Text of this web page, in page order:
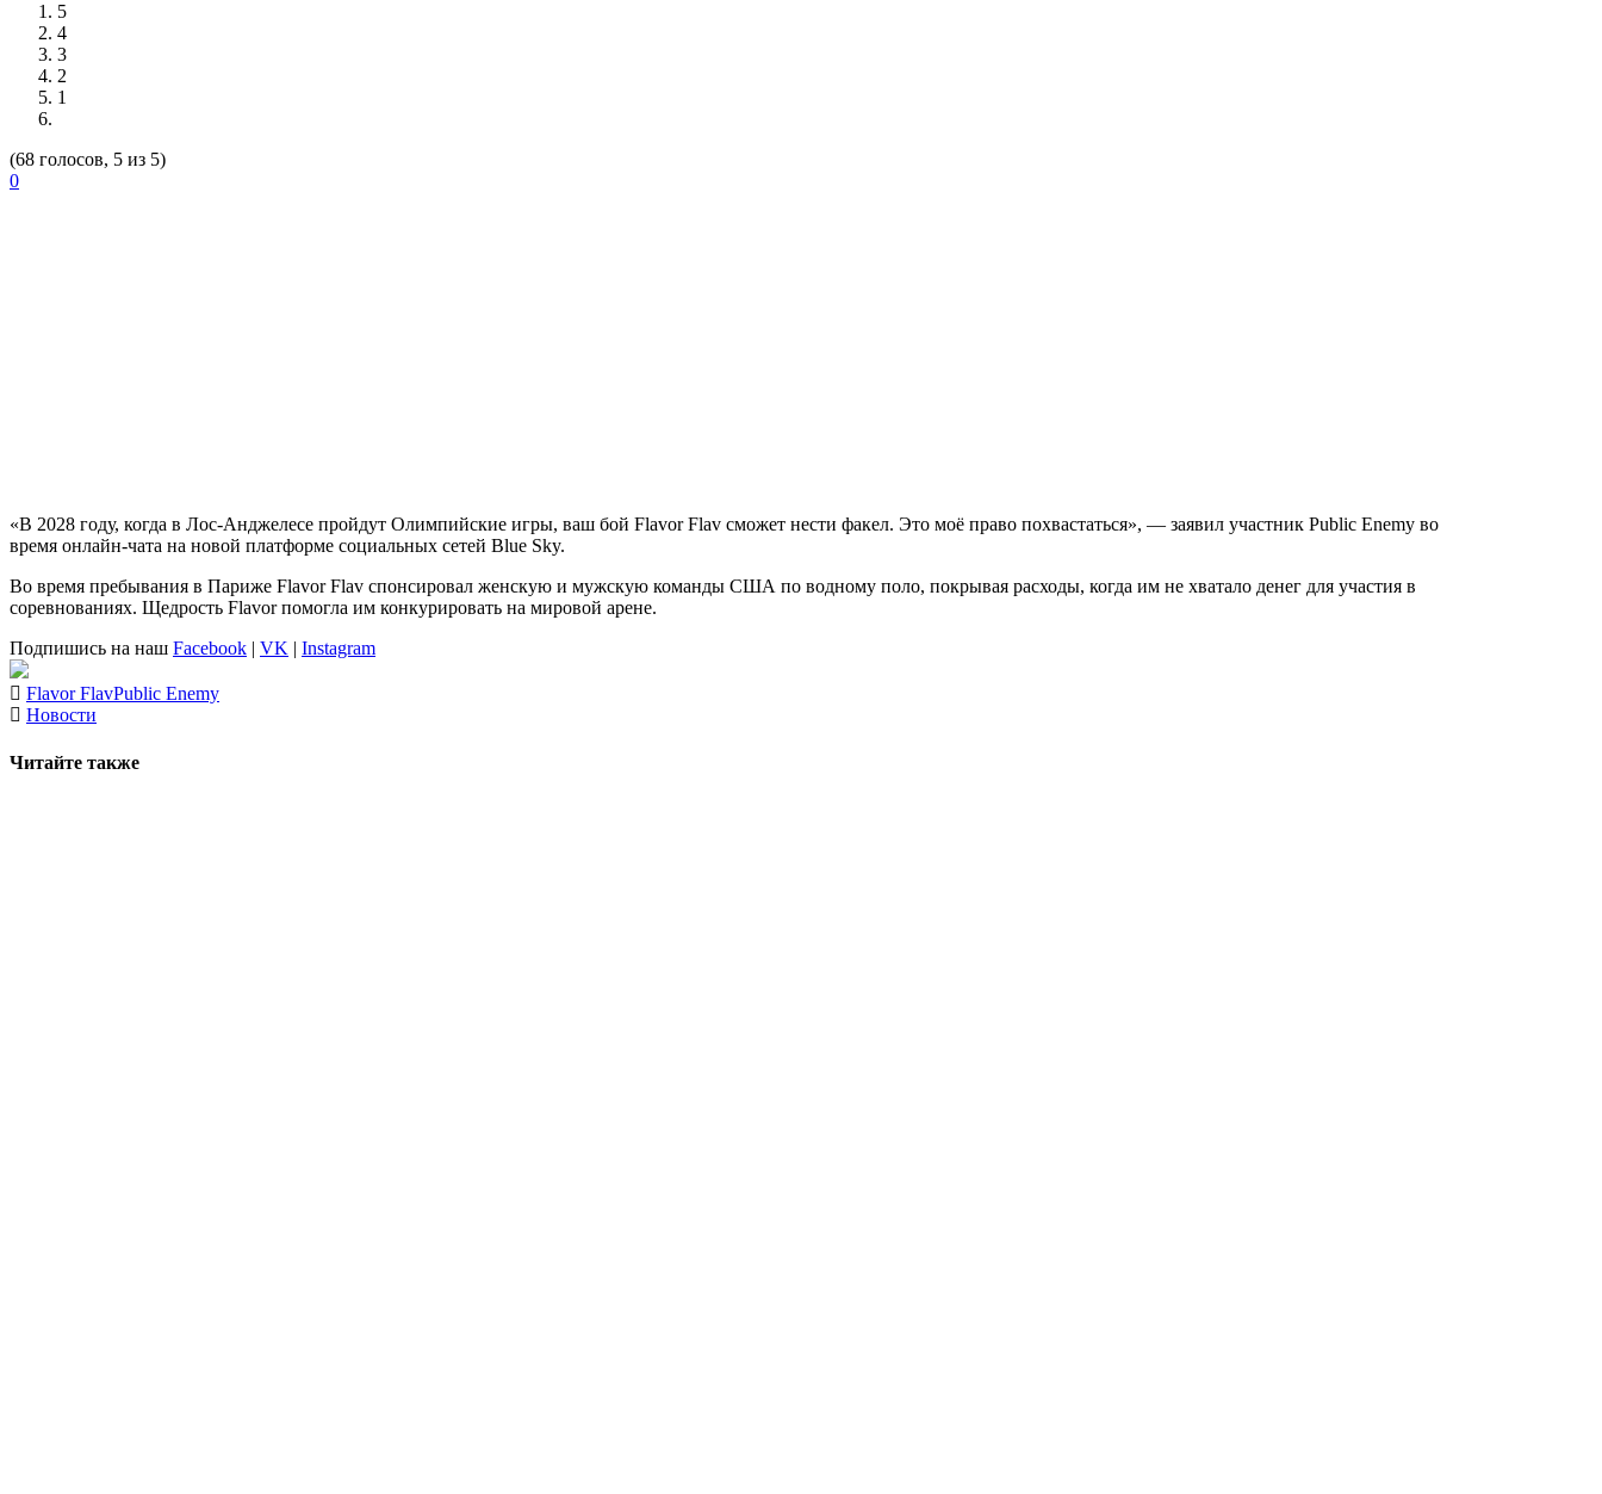
5
4
3
2
1
(68 голосов, 5 из 5)
0
«В 2028 году, когда в Лос-Анджелесе пройдут Олимпийские игры, ваш бой Flavor Flav сможет нести факел. Это моё право похвастаться», — заявил участник Public Enemy во
время онлайн-чата на новой платформе социальных сетей Blue Sky.
Во время пребывания в Париже Flavor Flav спонсировал женскую и мужскую команды США по водному поло, покрывая расходы, когда им не хватало денег для участия в
соревнованиях. Щедрость Flavor помогла им конкурировать на мировой арене.
Подпишись на наш Facebook | VK | Instagram
Flavor FlavPublic Enemy
Новости
Читайте также